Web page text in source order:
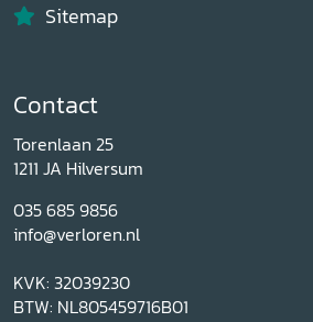
Sitemap
Contact
Torenlaan 25
1211 JA Hilversum
035 685 9856
info@verloren.nl
KVK: 32039230
BTW: NL805459716B01